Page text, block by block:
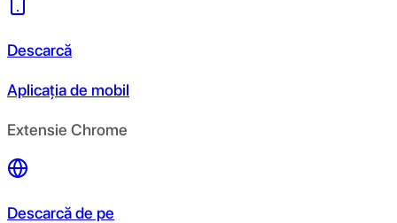
Descarcă
Aplicația de mobil
Extensie Chrome
Descarcă de pe